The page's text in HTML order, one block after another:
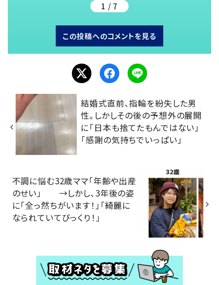
1 / 7
この投稿へのコメントを見る
結婚式直前、指輪を紛失した男
性。しかしその後の予想外の展開
に「日本も捨てたもんではない」
「感謝の気持ちでいっぱい」
不調に悩む32歳ママ「年齢や出産
のせい」 →しかし、3年後の姿
に「全っ然ちがいます！」「綺麗に
なられていてびっくり！」